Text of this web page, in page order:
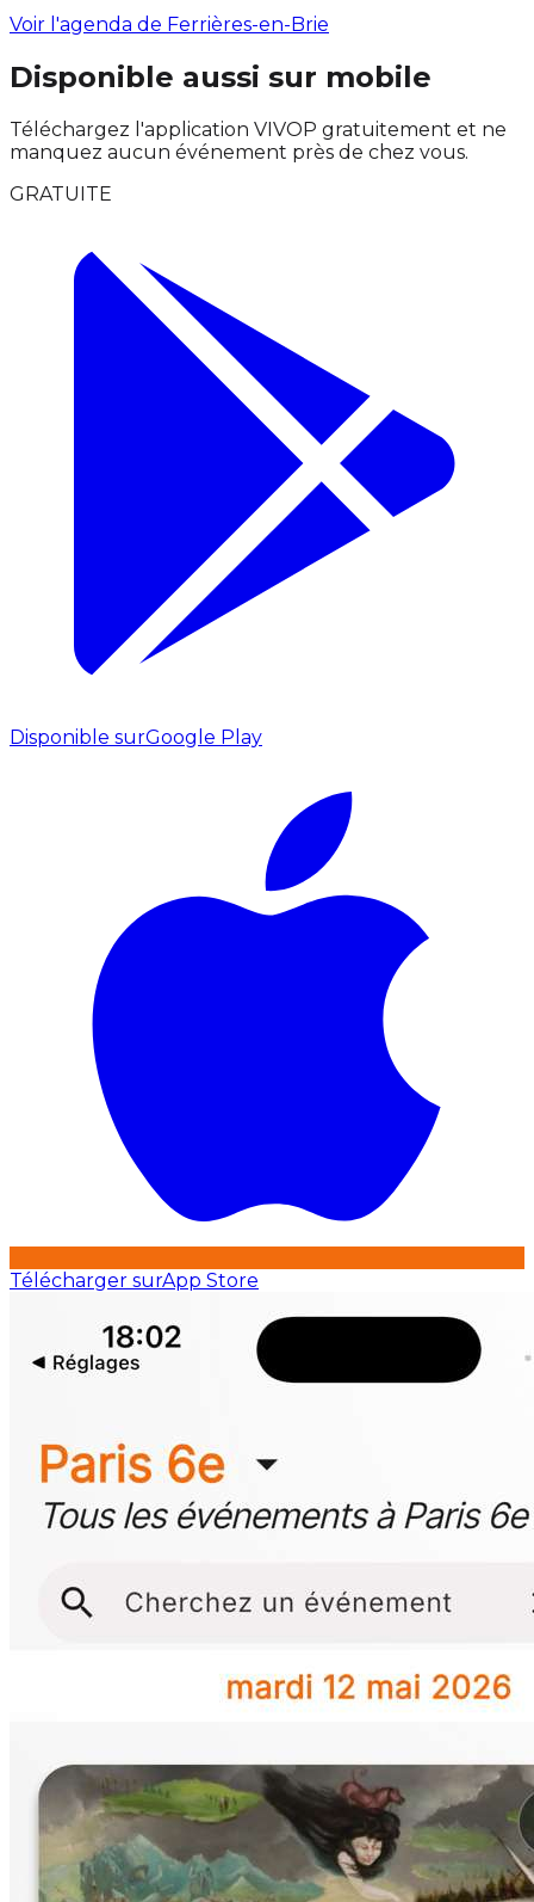
Voir l'agenda de Ferrières-en-Brie
Disponible aussi sur mobile
Téléchargez l'application VIVOP gratuitement et ne
manquez aucun événement près de chez vous.
GRATUITE
Disponible surGoogle Play
Télécharger surApp Store